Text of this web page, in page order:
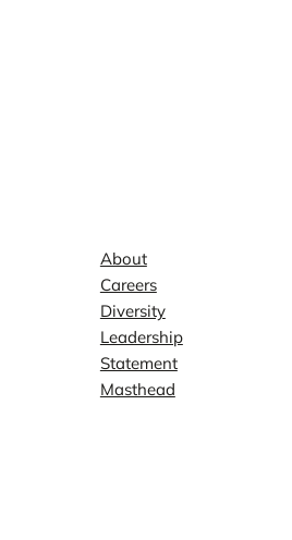
About
Careers
Diversity
Leadership
Statement
Masthead